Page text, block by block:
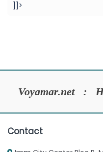
]]>
Voyamar.net :
Contact